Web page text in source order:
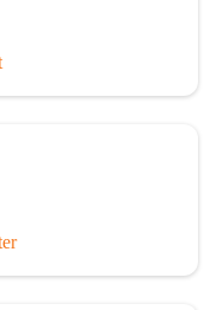
und Gewissen
Fußnoten verzichtet.
notwendig erschien,
den fließenden Text
ist auch von einer
genommen